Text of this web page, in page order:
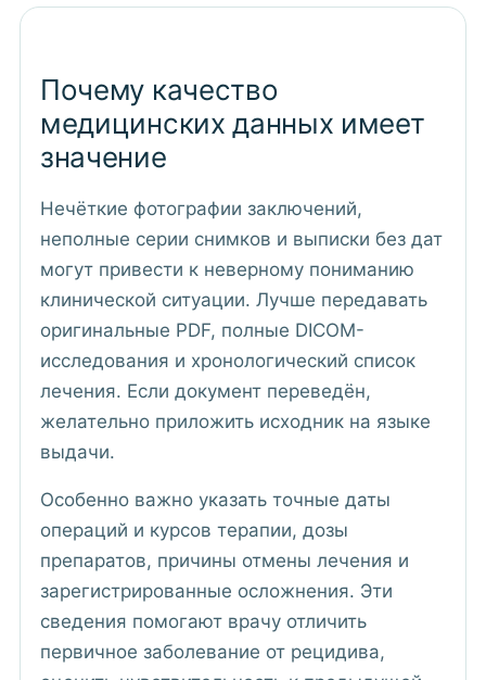
Почему качество
медицинских данных имеет
значение
Нечёткие фотографии заключений,
неполные серии снимков и выписки без дат
могут привести к неверному пониманию
клинической ситуации. Лучше передавать
оригинальные PDF, полные DICOM-
исследования и хронологический список
лечения. Если документ переведён,
желательно приложить исходник на языке
выдачи.
Особенно важно указать точные даты
операций и курсов терапии, дозы
препаратов, причины отмены лечения и
зарегистрированные осложнения. Эти
сведения помогают врачу отличить
первичное заболевание от рецидива,